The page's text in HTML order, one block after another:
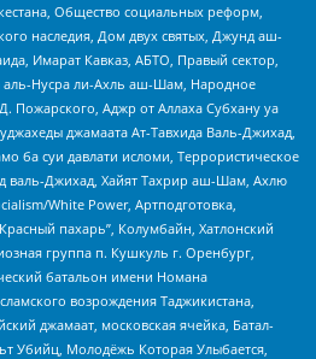
Общество социальных реформ,
наследия, Дом двух святых, Джунд аш-
Имарат Кавказ, АБТО, Правый сектор,
аль-Нусра ли-Ахль аш-Шам, Народное
Аджр от Аллаха Субхану уа
джамаата Ат-Тавхида Валь-Джихад,
ба суи давлати исломи, Террористическое
валь-Джихад, Хайят Тахрир аш-Шам, Ахлю
White Power, Артподготовка,
пахарь”, Колумбайн, Хатлонский
группа п. Кушкуль г. Оренбург,
батальон имени Номана
возрождения Таджикистана,
джамаат, московская ячейка, Батал-
Убийц, Молодёжь Которая Улыбается,